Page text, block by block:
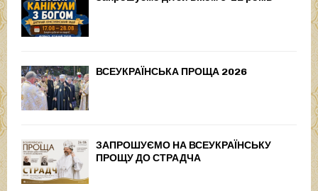
ВСЕУКРАЇНСЬКА ПРОЩА 2026
ЗАПРОШУЄМО НА ВСЕУКРАЇНСЬКУ
ПРОЩУ ДО СТРАДЧА